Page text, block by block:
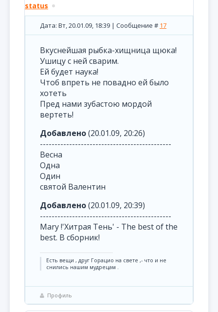
status
Дата: Вт, 20.01.09, 18:39 | Сообщение # 17
Вкуснейшая рыбка-хищница щюка!
Ушицу с ней сварим.
Ей будет наука!
Чтоб впреть не повадно ей было
хотеть
Пред нами зубастою мордой
вертеть!
Добавлено(20.01.09, 20:26)
---------------------------------------------
Весна
Одна
Один
святой Валентин
Добавлено(20.01.09, 20:39)
---------------------------------------------
Mary !'Хитрая Тень' - The best of the
best. В сборник!
Есть вещи , друг Горацио на свете ,- что и не
снились нашим мудрецам .
Профиль